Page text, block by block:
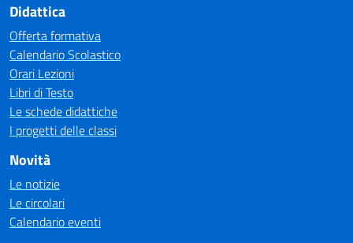
Didattica
Offerta formativa
Calendario Scolastico
Orari Lezioni
Libri di Testo
Le schede didattiche
I progetti delle classi
Novità
Le notizie
Le circolari
Calendario eventi